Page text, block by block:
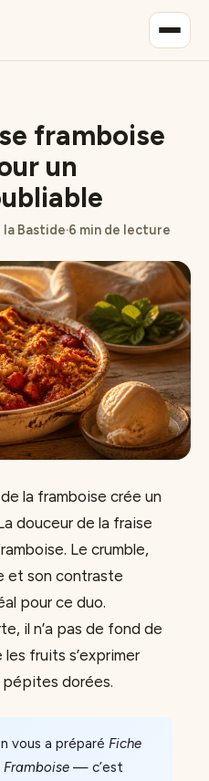
framboise
un
Bastide·6 min de lecture
la framboise crée un
douceur de la fraise
Le crumble,
et son contraste
pour ce duo.
il n’a pas de fond de
fruits s’exprimer
dorées.
vous a préparé Fiche
— c’est